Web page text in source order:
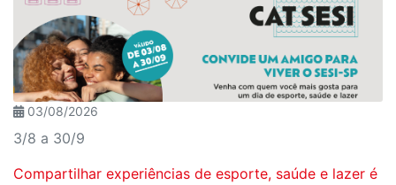
03/08/2026
3/8 a 30/9
Compartilhar experiências de esporte, saúde e lazer é